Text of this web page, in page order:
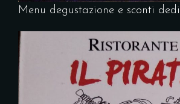
Menu degustazione e sconti